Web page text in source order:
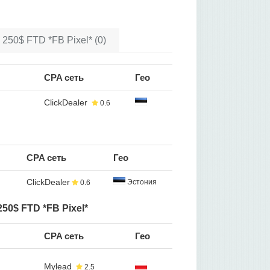
FTD *FB Pixel* (0)
CPA сеть Гео
ClickDealer 0.6
CPA сеть Гео
ClickDealer 0.6 Эстония
FTD *FB Pixel*
CPA сеть Гео
Mylead 2.5